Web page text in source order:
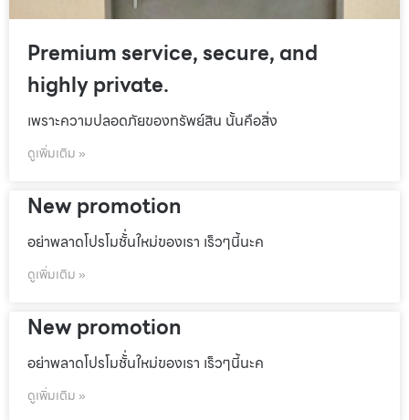
Premium service, secure, and
highly private.
เพราะความปลอดภัยของทรัพย์สิน นั้นคือสิ่ง
ดูเพิ่มเติม »
New promotion
อย่าพลาดโปรโมชั้่นใหม่ของเรา เร็วๆนี้นะค
ดูเพิ่มเติม »
New promotion
อย่าพลาดโปรโมชั้่นใหม่ของเรา เร็วๆนี้นะค
ดูเพิ่มเติม »